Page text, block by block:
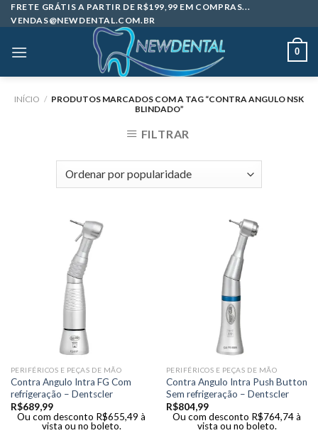
Skip
to
FRETE GRÁTIS A PARTIR DE R$199,99 EM COMPRAS...
VENDAS@NEWDENTAL.COM.BR
0
INÍCIO / PRODUTOS MARCADOS COM A TAG “CONTRA ANGULO NSK
BLINDADO”
FILTRAR
PERIFÉRICOS E PEÇAS DE MÃO
Contra Angulo Intra FG Com
refrigeração – Dentscler
R$689,99
Ou com desconto R$655,49 à
vista ou no boleto.
PERIFÉRICOS E PEÇAS DE MÃO
Contra Angulo Intra Push Button
Sem refrigeração – Dentscler
R$804,99
Ou com desconto R$764,74à
vista ou no boleto.